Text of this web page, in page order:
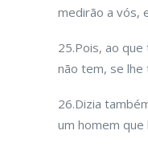
medirão a vós,
25.Pois, ao
não tem, se lhe
26.Dizia
um homem